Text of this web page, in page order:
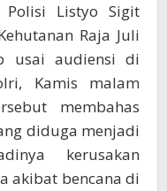
Polisi Listyo Sigit
Raja Juli
usai audiensi di
Kamis malam
membahas
diduga menjadi
kerusakan
akibat bencana di